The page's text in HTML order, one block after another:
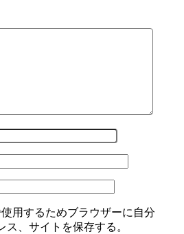
用するためブラウザーに自分
ス、サイトを保存する。